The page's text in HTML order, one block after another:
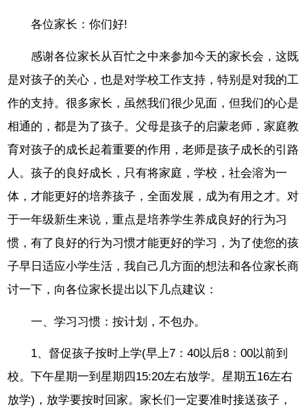
各位家长：你们好!
感谢各位家长从百忙之中来参加今天的家长会，这既
是对孩子的关心，也是对学校工作支持，特别是对我的工
作的支持。很多家长，虽然我们很少见面，但我们的心是
相通的，都是为了孩子。父母是孩子的启蒙老师，家庭教
育对孩子的成长起着重要的作用，老师是孩子成长的引路
人。孩子的良好成长，只有将家庭，学校，社会溶为一
体，才能更好的培养孩子，全面发展，成为有用之才。对
于一年级新生来说，重点是培养学生养成良好的行为习
惯，有了良好的行为习惯才能更好的学习，为了使您的孩
子早日适应小学生活，我自己几方面的想法和各位家长商
讨一下，向各位家长提出以下几点建议：
一、学习习惯：按计划，不包办。
1、督促孩子按时上学(早上7：40以后8：00以前到
校。下午星期一到星期四15:20左右放学。星期五16左右
放学)，放学要按时回家。家长们一定要准时接送孩子，